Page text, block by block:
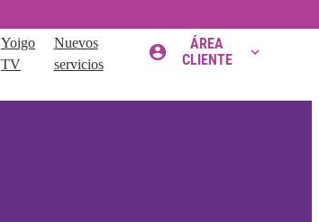
Yoigo
TV
Nuevos
servicios
ÁREA
CLIENTE